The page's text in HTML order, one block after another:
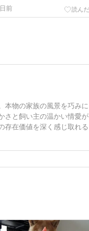
前
本物の家族の風景を巧みに
さと飼い主の温かい情愛が
存在価値を深く感じ取れる